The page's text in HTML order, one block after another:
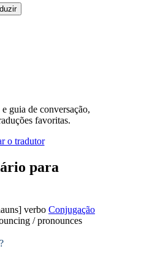
guia de conversação,
favoritas.
para
verbo Conjugação
/ pronounces